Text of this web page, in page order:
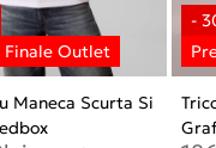
Maneca Scurta Si